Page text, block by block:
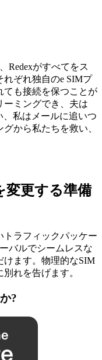
Redexがすべてをス
れぞれ独自のe SIMプ
ても接続を保つことが
ーミングでき、夫は
、私はメールに追いつ
から私たちを救い、
変更する準備
ラフィックパッケー
バルでシームレスな
けます。物理的なSIM
れを告げます。
?